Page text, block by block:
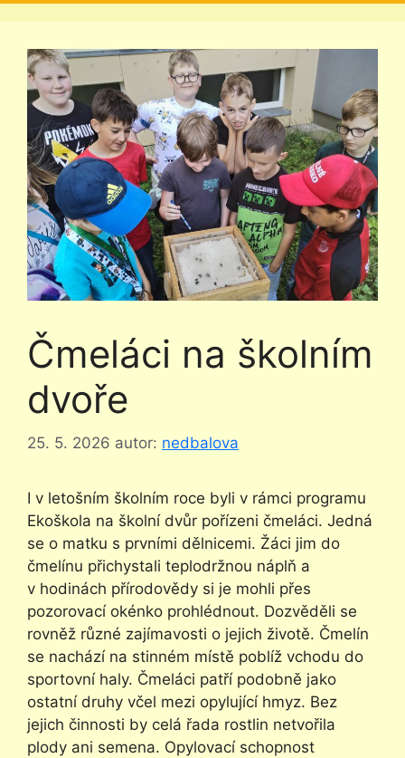
Čmeláci na školním
dvoře
25. 5. 2026 autor: nedbalova
I v letošním školním roce byli v rámci programu
Ekoškola na školní dvůr pořízeni čmeláci. Jedná
se o matku s prvními dělnicemi. Žáci jim do
čmelínu přichystali teplodržnou náplň a
v hodinách přírodovědy si je mohli přes
pozorovací okénko prohlédnout. Dozvěděli se
rovněž různé zajímavosti o jejich životě. Čmelín
se nachází na stinném místě poblíž vchodu do
sportovní haly. Čmeláci patří podobně jako
ostatní druhy včel mezi opylující hmyz. Bez
jejich činnosti by celá řada rostlin netvořila
plody ani semena. Opylovací schopnost